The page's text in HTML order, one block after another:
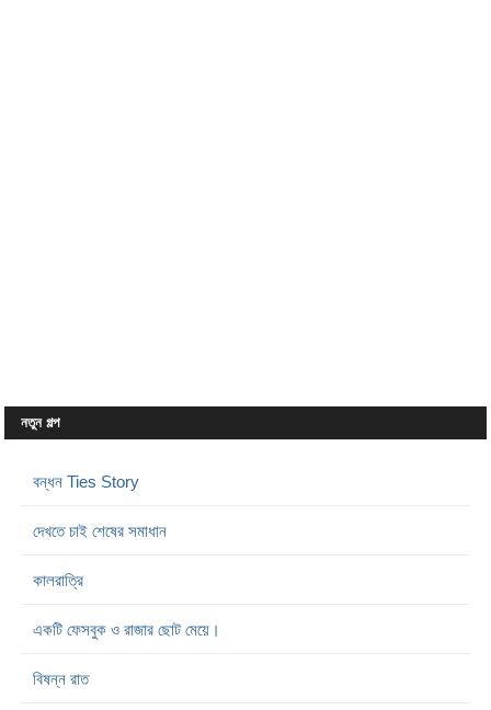
নতুন গল্প
বন্ধন Ties Story
দেখতে চাই শেষের সমাধান
কালরাত্রি
একটি ফেসবুক ও রাজার ছোট মেয়ে।
বিষন্ন রাত